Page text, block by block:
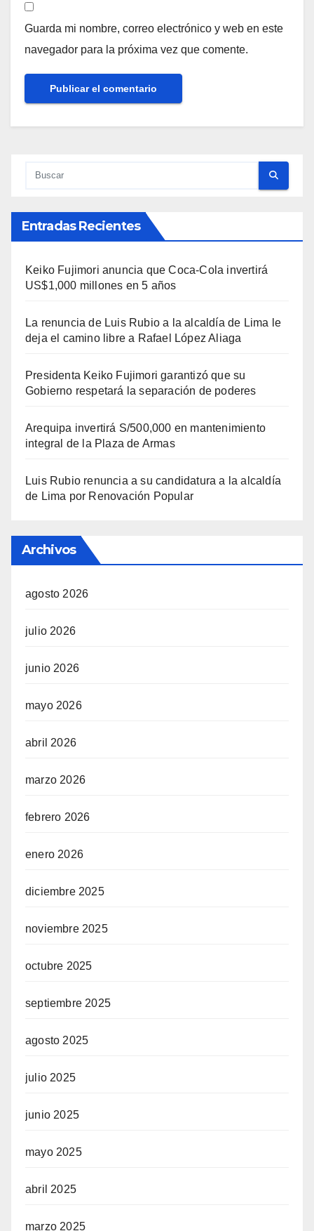
Guarda mi nombre, correo electrónico y web en este
navegador para la próxima vez que comente.
Entradas Recientes
Keiko Fujimori anuncia que Coca-Cola invertirá
US$1,000 millones en 5 años
La renuncia de Luis Rubio a la alcaldía de Lima le
deja el camino libre a Rafael López Aliaga
Presidenta Keiko Fujimori garantizó que su
Gobierno respetará la separación de poderes
Arequipa invertirá S/500,000 en mantenimiento
integral de la Plaza de Armas
Luis Rubio renuncia a su candidatura a la alcaldía
de Lima por Renovación Popular
Archivos
agosto 2026
julio 2026
junio 2026
mayo 2026
abril 2026
marzo 2026
febrero 2026
enero 2026
diciembre 2025
noviembre 2025
octubre 2025
septiembre 2025
agosto 2025
julio 2025
junio 2025
mayo 2025
abril 2025
marzo 2025